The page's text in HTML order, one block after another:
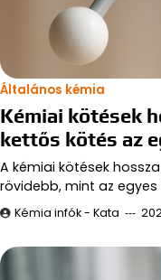
Általános kémia
Kémiai kötések
kettős kötés az
A kémiai kötések
rövidebb, mint az
Kémia infók - Kata